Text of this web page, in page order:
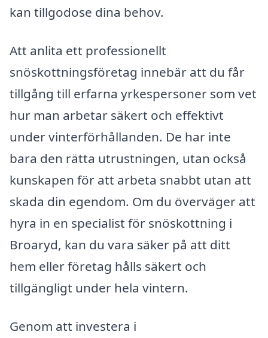
kan tillgodose dina behov.
Att anlita ett professionellt
snöskottningsföretag innebär att du får
tillgång till erfarna yrkespersoner som vet
hur man arbetar säkert och effektivt
under vinterförhållanden. De har inte
bara den rätta utrustningen, utan också
kunskapen för att arbeta snabbt utan att
skada din egendom. Om du överväger att
hyra in en specialist för snöskottning i
Broaryd, kan du vara säker på att ditt
hem eller företag hålls säkert och
tillgängligt under hela vintern.
Genom att investera i